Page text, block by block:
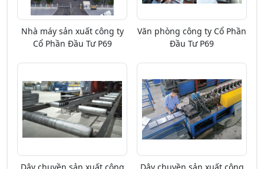
Nhà máy sản xuất công ty
Cổ Phần Đầu Tư P69
Văn phòng công ty Cổ Phần
Đầu Tư P69